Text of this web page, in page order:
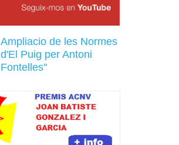
Ampliacio de les Normes
d'El Puig per Antoni
Fontelles"